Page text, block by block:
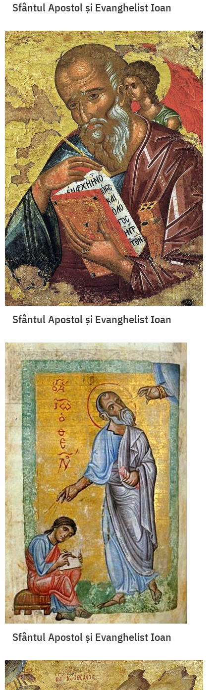
Sfântul Apostol și Evanghelist Ioan
Sfântul Apostol și Evanghelist Ioan
Sfântul Apostol și Evanghelist Ioan